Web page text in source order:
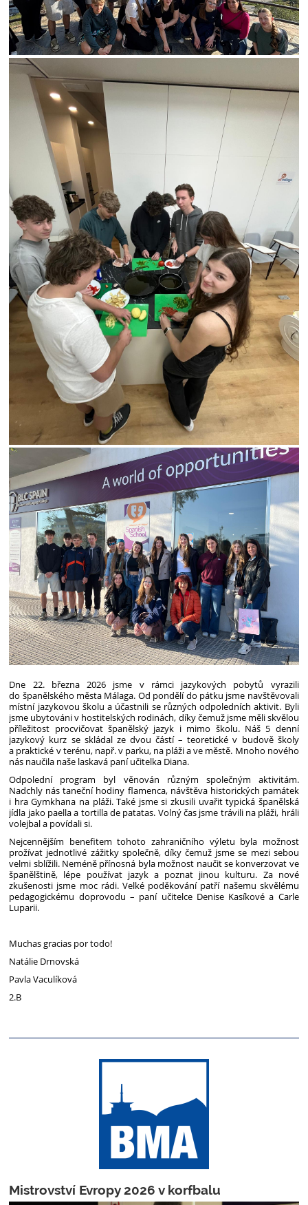
Dne 22. března 2026 jsme v rámci jazykových pobytů vyrazili
do španělského města Málaga. Od pondělí do pátku jsme navštěvovali
místní jazykovou školu a účastnili se různých odpoledních aktivit. Byli
jsme ubytováni v hostitelských rodinách, díky čemuž jsme měli skvělou
příležitost procvičovat španělský jazyk i mimo školu. Náš 5 denní
jazykový kurz se skládal ze dvou částí – teoretické v budově školy
a praktické v terénu, např. v parku, na pláži a ve městě. Mnoho nového
nás naučila naše laskavá paní učitelka Diana.
Odpolední program byl věnován různým společným aktivitám.
Nadchly nás taneční hodiny flamenca, návštěva historických památek
i hra Gymkhana na pláži. Také jsme si zkusili uvařit typická španělská
jídla jako paella a tortilla de patatas. Volný čas jsme trávili na pláži, hráli
volejbal a povídali si.
Nejcennějším benefitem tohoto zahraničního výletu byla možnost
prožívat jednotlivé zážitky společně, díky čemuž jsme se mezi sebou
velmi sblížili. Neméně přínosná byla možnost naučit se konverzovat ve
španělštině, lépe používat jazyk a poznat jinou kulturu. Za nové
zkušenosti jsme moc rádi. Velké poděkování patří našemu skvělému
pedagogickému doprovodu – paní učitelce Denise Kasíkové a Carle
Luparii.
Muchas gracias por todo!
Natálie Drnovská
Pavla Vaculíková
2.B
Mistrovství Evropy 2026 v korfbalu